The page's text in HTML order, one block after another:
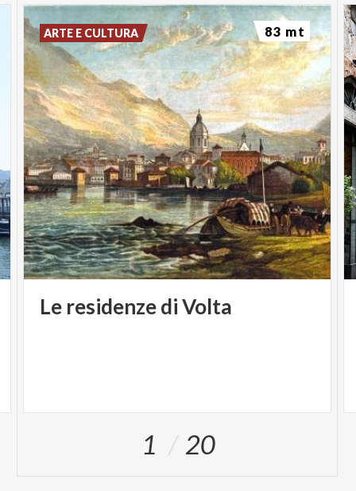
giornalismo culturale e alla memoria del territorio: il
Bloomsday della Nuova Casa della Musica,
l’omaggio ad Alberto Longatti del Centro
Bontempelli e l’incontro con Diego Minonzio
dedicato al suo nuovo romanzo Gli inascoltati.
Tra gli appuntamenti di questa edizione, particolare
spazio è dedicato alla scrittura con due laboratori
pensati per chi desidera avvicinarsi al racconto
investigativo o approfondirne i meccanismi.
Accanto ai laboratori, il festival coinvolge anche
studenti e giovani con incontri realizzati insieme
all’Accademia Aldo Galli, al Liceo Volta e al Liceo
Paolo Giovio. Infine anche una visita narrata al
Bosco Tapiò, all’interno del Parco San Martino di
Ore 18.30 - Palazzo Natta
errori e ricostruzioni
Le residenzediVolta
ARTE E CULTURA 83 mt
1 20